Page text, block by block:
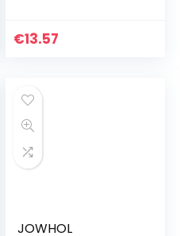
Klaslokaal Decor
€13.57
JOWHOL